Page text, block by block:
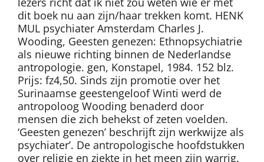
dit boek nu aan zijn/haar trekken komt. HENK
MUL psychiater Amsterdam Charles J.
Wooding, Geesten genezen: Ethnopsychiatrie
als nieuwe richting binnen de Nederlandse
antropologie. gen, Konstapel, 1984. 152 blz.
Prijs: fz4,50. Sinds zijn promotie over het
Surinaamse geestengeloof Winti werd de
antropoloog Wooding benaderd door
mensen die zich behekst of zeten voelden.
‘Geesten genezen’ beschrijft zijn werkwijze als
psychiater’. De antropologische hoofdstukken
over religie en ziekte in het meen zijn warrig.